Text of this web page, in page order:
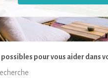
pour vous aider dans